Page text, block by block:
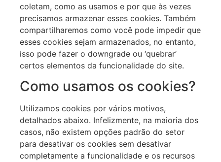
coletam, como as usamos e por que às vezes
precisamos armazenar esses cookies. Também
compartilharemos como você pode impedir que
esses cookies sejam armazenados, no entanto,
isso pode fazer o downgrade ou ‘quebrar’
certos elementos da funcionalidade do site.
Como usamos os cookies?
Utilizamos cookies por vários motivos,
detalhados abaixo. Infelizmente, na maioria dos
casos, não existem opções padrão do setor
para desativar os cookies sem desativar
completamente a funcionalidade e os recursos